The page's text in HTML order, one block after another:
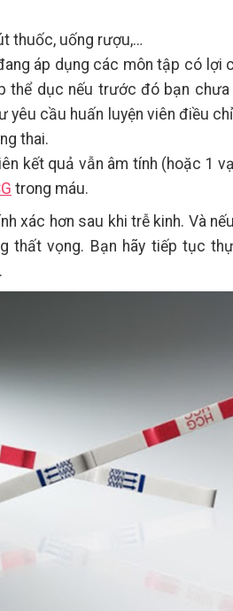
thuốc, uống rượu,…
áp dụng các môn tập có lợi
thể dục nếu trước đó bạn chưa
yêu cầu huấn luyện viên điều
thai.
kết quả vẫn âm tính (hoặc 1
trong máu.
xác hơn sau khi trễ kinh. Và
thất vọng. Bạn hãy tiếp tục